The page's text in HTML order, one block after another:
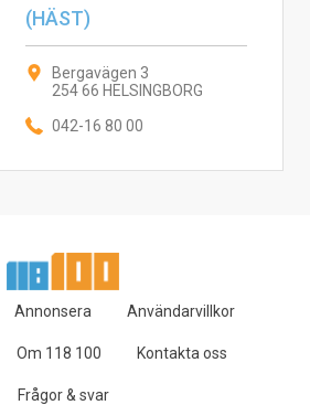
(HÄST)
Bergavägen 3
254 66 HELSINGBORG
042-16 80 00
Annonsera Användarvillkor
Om 118 100 Kontakta oss
Frågor & svar